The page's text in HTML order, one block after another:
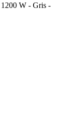
1200 W - Gris -